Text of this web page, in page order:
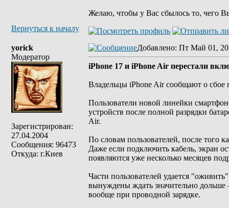
Желаю, чтобы у Вас сбылось то, чего
Вернуться к началу
yorick
Модератор
Зарегистрирован:
27.04.2004
Сообщения: 96473
Откуда: г.Киев
Добавлено: Пт Май 01,
iPhone 17 и iPhone Air перестали
Владельцы iPhone Air сообщают о сбое
Пользователи новой линейки
устройств после полной разрядки
Air.
По словам пользователей, после того
Даже если подключить кабель, экран
появляются уже несколько месяцев
Части пользователей удается
вынуждены ждать значительно дольше
вообще при проводной зарядке.